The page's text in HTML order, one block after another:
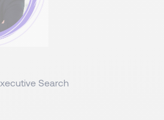
Search